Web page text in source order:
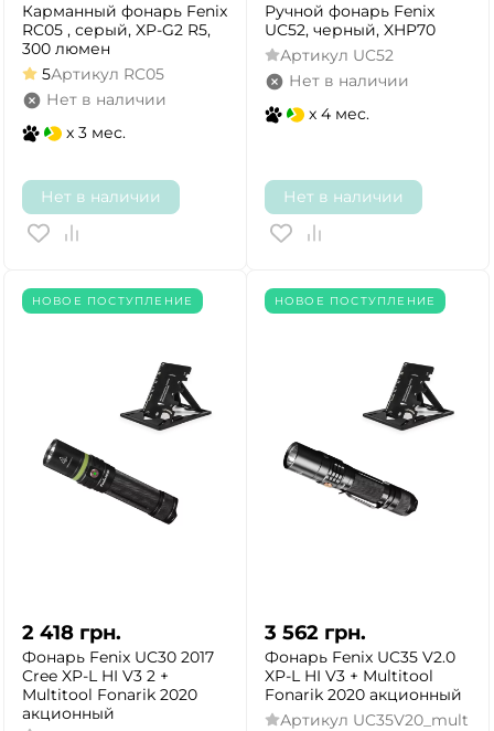
Карманный фонарь Fenix
RC05 , серый, XP-G2 R5,
300 люмен
5Артикул RC05
Нет в наличии
x 3 мес.
Нет в наличии
Ручной фонарь Fenix
UC52, черный, XHP70
Артикул UC52
Нет в наличии
x 4 мес.
Нет в наличии
НОВОЕ ПОСТУПЛЕНИЕ
2 418 грн.
Фонарь Fenix UC30 2017
Cree XP-L HI V3 2 +
Multitool Fonarik 2020
акционный
НОВОЕ ПОСТУПЛЕНИЕ
3 562 грн.
Фонарь Fenix UC35 V2.0
XP-L HI V3 + Multitool
Fonarik 2020 акционный
Артикул UC35V20_mult
НЕТ